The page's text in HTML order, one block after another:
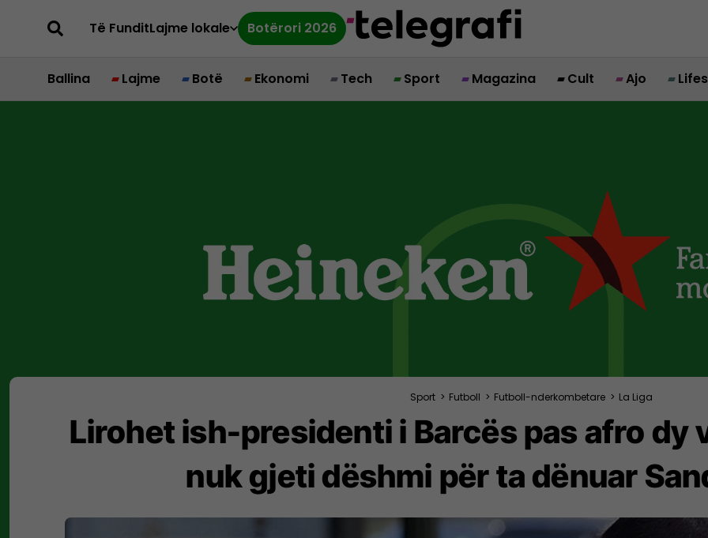
Të FunditLajme lokale Botërori 2026
Ballina Lajme Botë Ekonomi Tech Sport Magazina Cult Ajo
Sport > Futboll > Futboll-nderkombetare > La Liga
Lirohet ish-presidenti i Barcës pas afro dy
nuk gjeti dëshmi për ta dënuar